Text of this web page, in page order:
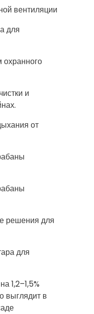
вентиляции
для
и
от
решения для
для
1,2–1,5%
выглядит в